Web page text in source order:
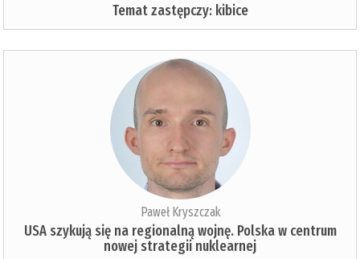
Temat zastępczy: kibice
Paweł Kryszczak
USA szykują się na regionalną wojnę. Polska w centrum
nowej strategii nuklearnej